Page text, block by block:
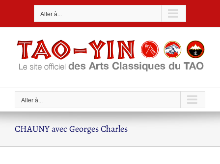
Aller à...
Aller à...
CHAUNY avec Georges Charles